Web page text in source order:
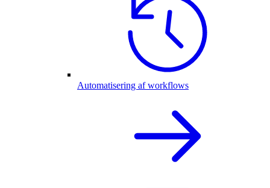
Automatisering af workflows